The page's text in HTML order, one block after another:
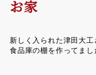
お家
新しく入られた津田大工
食品庫の棚を作ってまし